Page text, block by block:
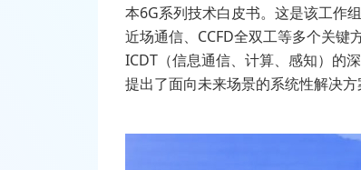
本6G系列技术白皮书。这是该工作
近场通信、 CCFD全双工等多个关键
ICDT（信息通信、计算、感知）的
提出了面向未来场景的系统性解决方